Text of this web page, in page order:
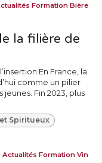
Formation Bière
la filière de
En France, la
comme un pilier
Fin 2023, plus
Spiritueux
Actualités Formation Vin